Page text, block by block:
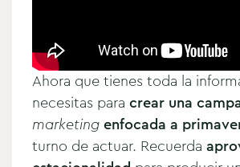
Ahora que tienes toda la
necesitas para crear una
marketingenfocada a
turno de actuar. Recuerda